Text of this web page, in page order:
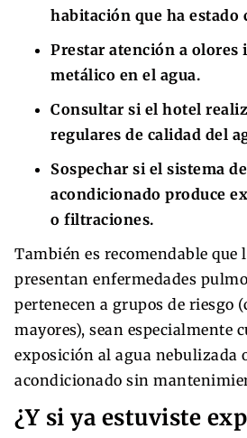
habitación que ha estado
Prestar atención a olores
metálico en el agua.
Consultar si el hotel
regulares de calidad del
Sospechar si el sistema
acondicionado produce
o filtraciones.
También es recomendable que
presentan enfermedades
pertenecen a grupos de riesgo
mayores), sean especialmente
exposición al agua nebulizada
acondicionado sin
¿Y si ya estuviste